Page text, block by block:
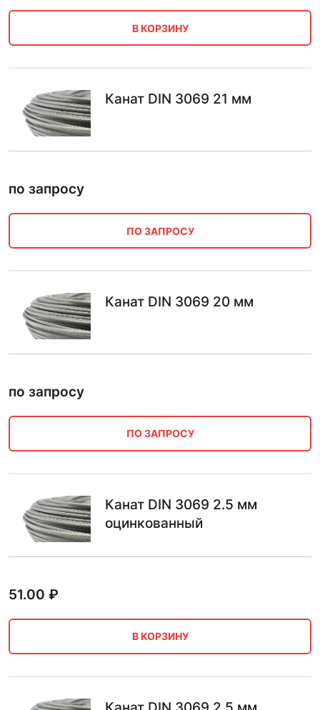
В КОРЗИНУ
Канат DIN 3069 21 мм
по запросу
ПО ЗАПРОСУ
Канат DIN 3069 20 мм
по запросу
ПО ЗАПРОСУ
Канат DIN 3069 2.5 мм
оцинкованный
51.00 ₽
В КОРЗИНУ